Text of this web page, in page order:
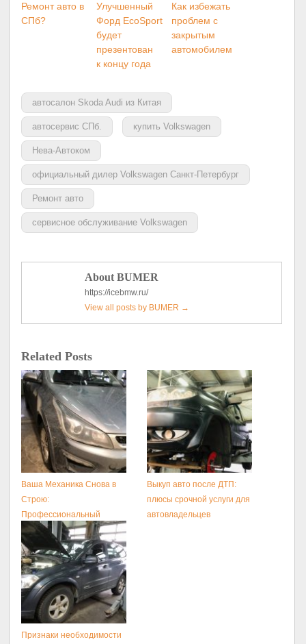
Ремонт авто в
СПб?
Улучшенный
Форд EcoSport
будет
презентован
к концу года
Как избежать
проблем с
закрытым
автомобилем
автосалон Skoda Audi из Китая
автосервис СПб. купить Volkswagen
Нева-Автоком
официальный дилер Volkswagen Санкт-Петербург
Ремонт авто
сервисное обслуживание Volkswagen
About BUMER
https://icebmw.ru/
View all posts by BUMER →
Related Posts
Ваша Механика Снова в
Строю:
Профессиональный
Ремонт МКПП с Гарантией
Выкуп авто после ДТП:
плюсы срочной услуги для
автовладельцев
Признаки необходимости